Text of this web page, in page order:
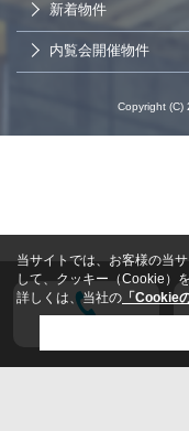
新着物件
内覧会開催物件
Copyright (C)
当サイトでは、お客様の当
して、クッキー（Cookie）
詳しくは、当社の 「Cookie